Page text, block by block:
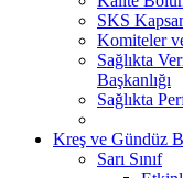
SKS
Komiteler
Sağlıkta
Başkanlığı
Sağlıkta
Kreş ve Gündüz
Sarı Sınıf